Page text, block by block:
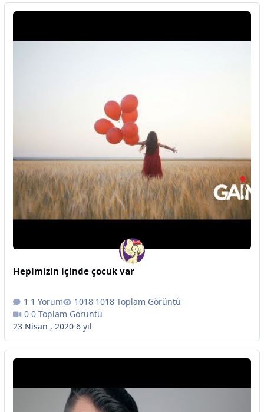
Hepimizin içinde çocuk var
1 Yorum
1018 Toplam Görüntü
0 Toplam Görüntü
23 Nisan , 2020 6 yıl